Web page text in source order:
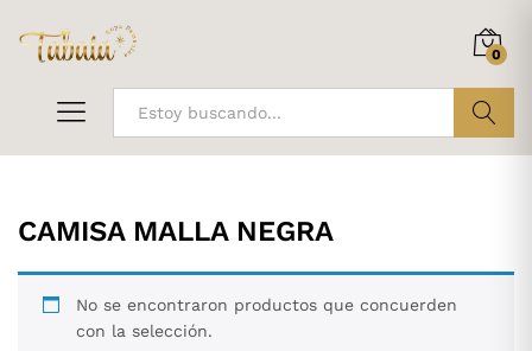
0
CAMISA MALLA NEGRA
No se encontraron productos que concuerden
con la selección.